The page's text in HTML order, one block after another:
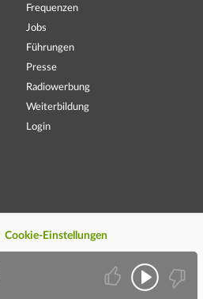
Frequenzen
Jobs
Führungen
Presse
Radiowerbung
Weiterbildung
Login
Cookie-Einstellungen